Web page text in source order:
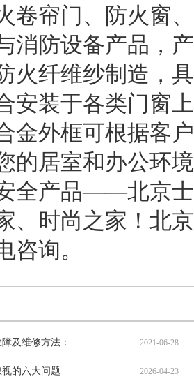
卷帘门、防火窗
消防设备产品，
火纤维纱制造，
安装于各类门窗
金外框可根据客
的居室和办公环
全产品——北京
、时尚之家！北
咨询。
及维修方法： 2021-06-28
的六大问题 2026-04-23